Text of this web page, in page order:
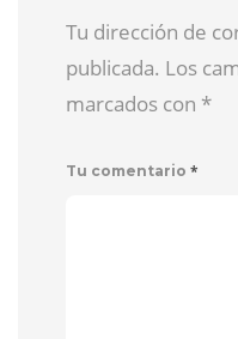
Tu dirección de
publicada. Los
marcados con *
Tu comentario *